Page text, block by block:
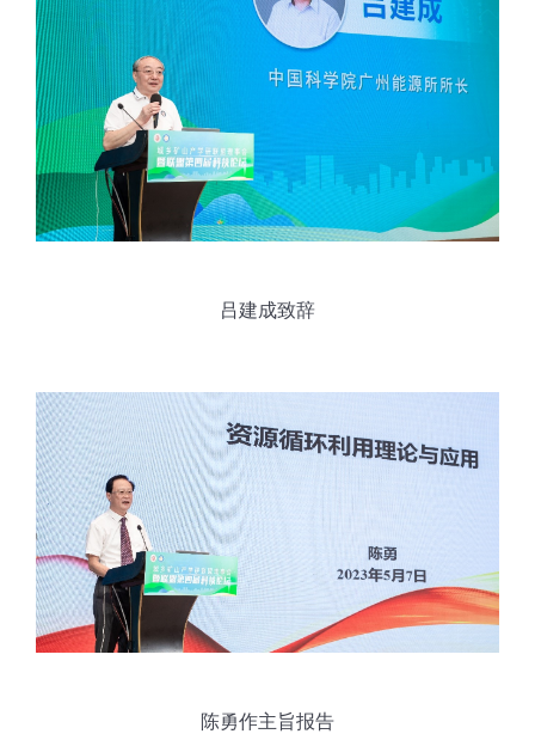
吕建成致辞
陈勇作主旨报告